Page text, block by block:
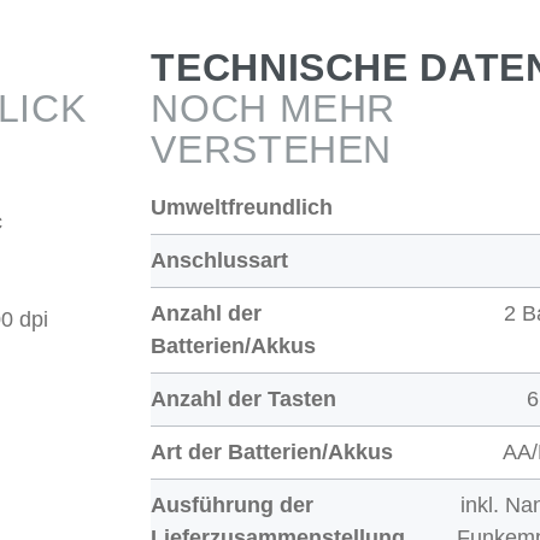
dpi
TECHNISCHE
NOCH MEHR
VERSTEHEN
Umweltfreundlich
Anschlussart
Anzahl der
Batterien/Akkus
2
Anzahl der Tasten
Art der Batterien/Akkus
Ausführung der
inkl.